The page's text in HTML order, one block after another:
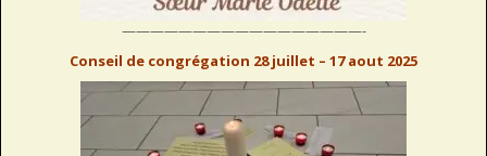
—————————————————-
Conseil de congrégation 28 juillet – 17 aout 2025